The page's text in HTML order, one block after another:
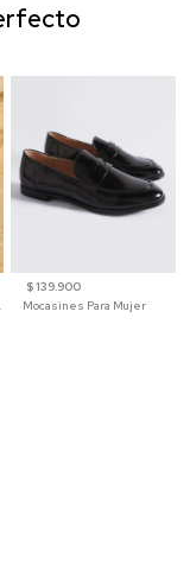
Hombre
$ 139.900
Mocasines Para Mujer